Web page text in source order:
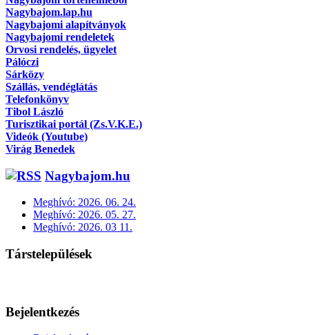
Nagybajom.lap.hu
Nagybajomi alapítványok
Nagybajomi rendeletek
Orvosi rendelés, ügyelet
Pálóczi
Sárközy
Szállás, vendéglátás
Telefonkönyv
Tibol László
Turisztikai portál (Zs.V.K.E.)
Videók (Youtube)
Virág Benedek
Nagybajom.hu
Meghívó: 2026. 06. 24.
Meghívó: 2026. 05. 27.
Meghívó: 2026. 03 11.
Társtelepülések
Bejelentkezés